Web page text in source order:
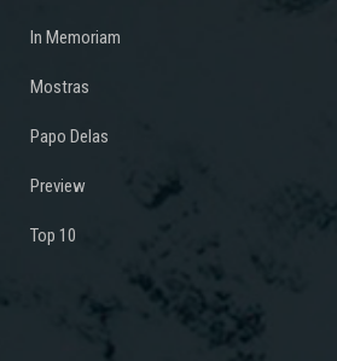
In Memoriam
Mostras
Papo Delas
Preview
Top 10